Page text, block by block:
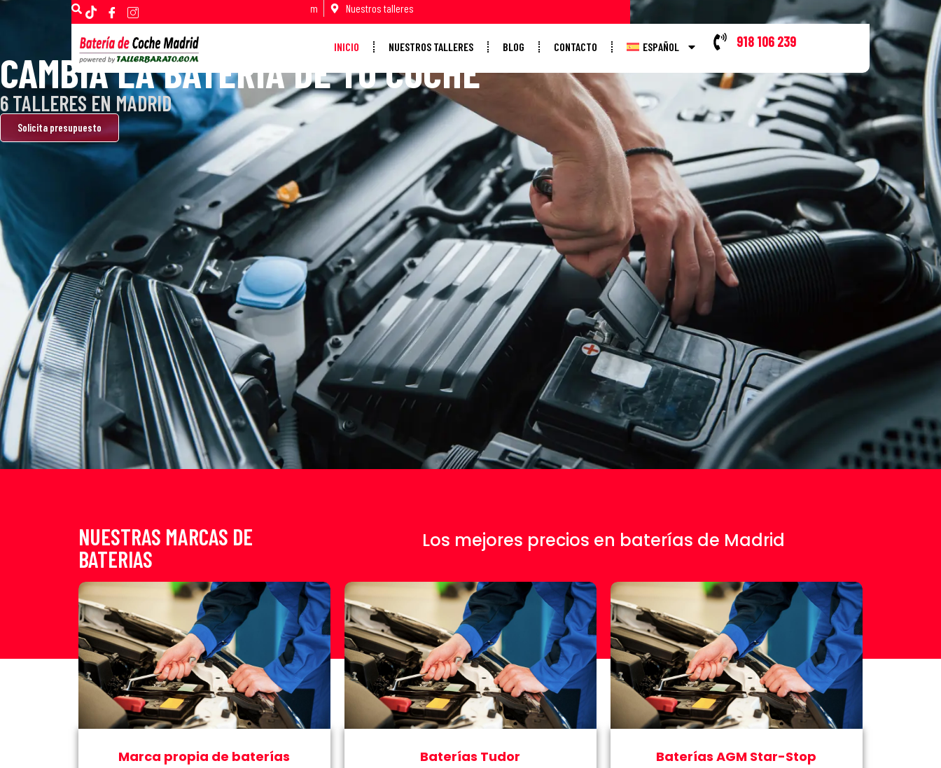
Pide presupuesto info@bateriacochemadrid.com Nuestros talleres
INICIO NUESTROS TALLERES BLOG CONTACTO ESPAÑOL 918 106 239
Inicio
CAMBIA LA BATERÍA DE TU COCHE
6 TALLERES EN MADRID
Solicita presupuesto
NUESTRAS MARCAS DE
BATERIAS
Los mejores precios en baterías de Madrid
Marca propia de baterías Baterías Tudor Baterías AGM Star-Stop